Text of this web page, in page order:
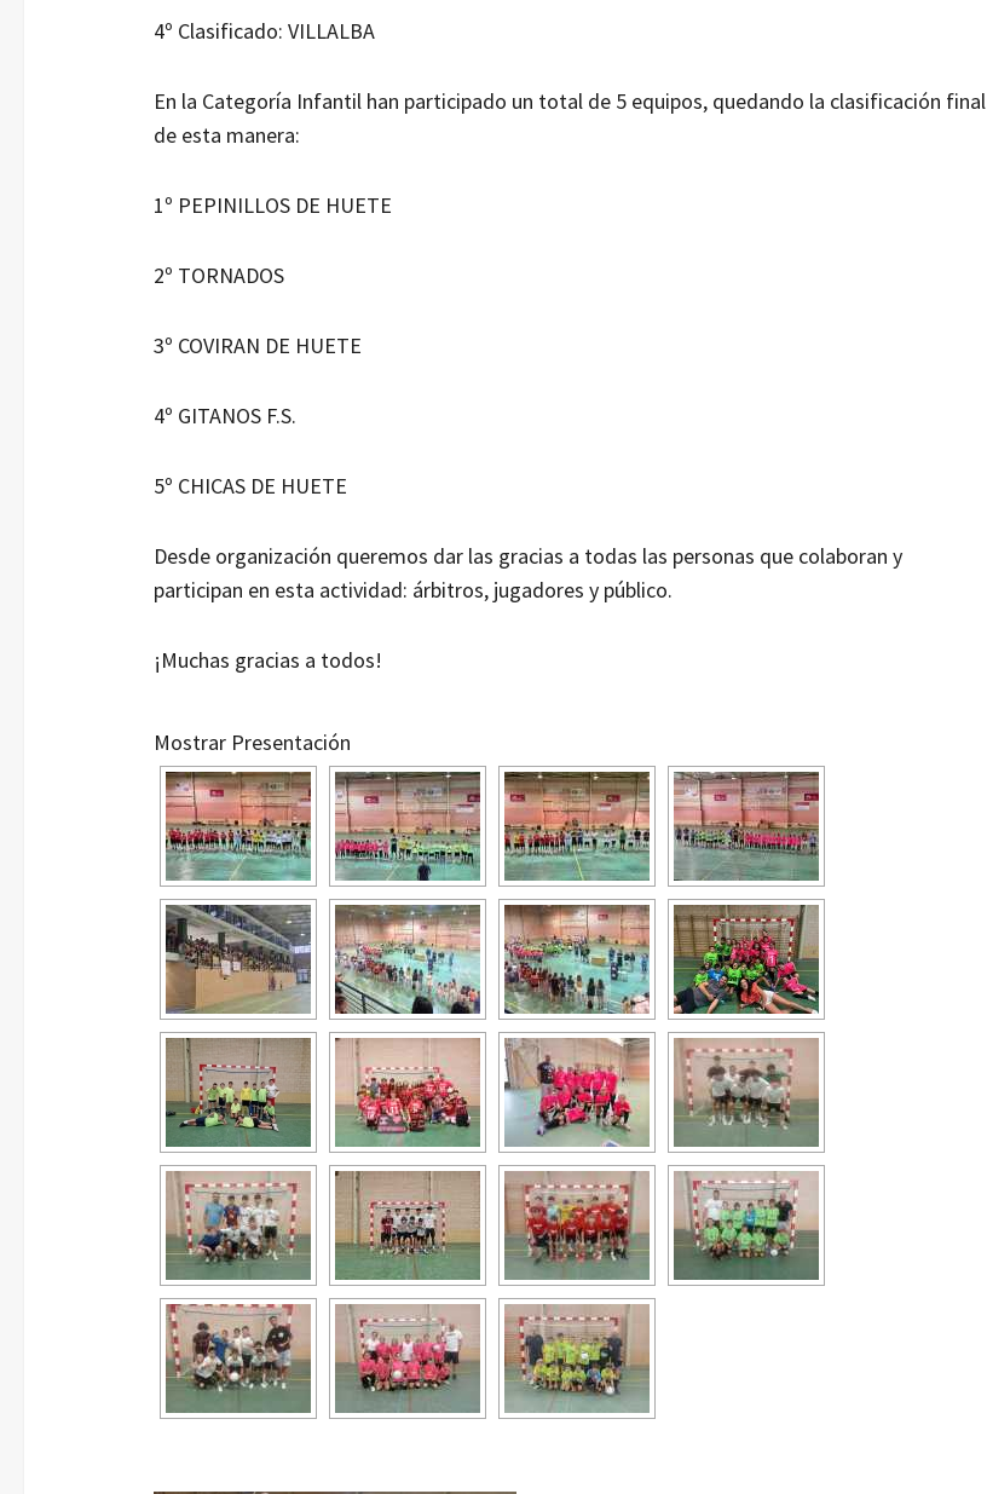
4º Clasificado: VILLALBA
En la Categoría Infantil han participado un total de 5 equipos, quedando la clasificación final
de esta manera:
1º PEPINILLOS DE HUETE
2º TORNADOS
3º COVIRAN DE HUETE
4º GITANOS F.S.
5º CHICAS DE HUETE
Desde organización queremos dar las gracias a todas las personas que colaboran y
participan en esta actividad: árbitros, jugadores y público.
¡Muchas gracias a todos!
Mostrar Presentación